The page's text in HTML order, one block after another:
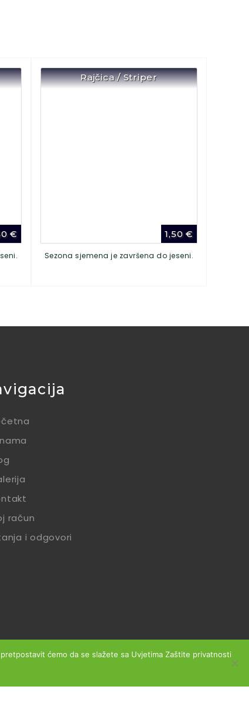
€
Rajčica / Striper
1,50€
Sezona sjemena je završena do jeseni.
račun
i odgovori
ćemo da se slažete sa Uvjetima Zaštite privatnosti